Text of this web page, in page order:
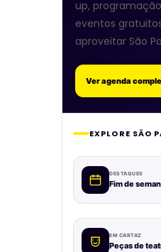
up,
eventos
aproveitar São
Ver agenda
EXPLORE SÃO
DESTAQUES
Fim de
EM CARTAZ
Peças de